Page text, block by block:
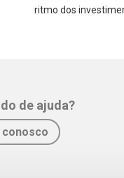
ritmo dos
de ajuda?
conosco